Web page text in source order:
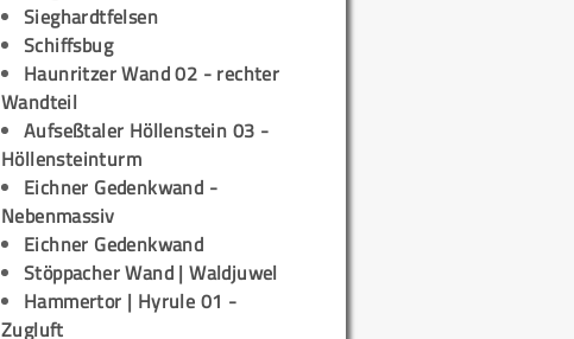
Sieghardtfelsen
Schiffsbug
Haunritzer Wand 02 - rechter
Wandteil
Aufseßtaler Höllenstein 03 -
Höllensteinturm
Eichner Gedenkwand -
Nebenmassiv
Eichner Gedenkwand
Stöppacher Wand | Waldjuwel
Hammertor | Hyrule 01 -
Zugluft